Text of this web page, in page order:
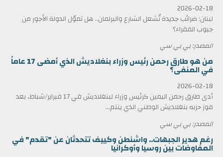
2026-02-18
لبنان: ضرائب جديدة تُشعل الشارع والبرلمان.. هل تموّل الدولة الأجور من
جيوب الفقراء؟
المصدر: بي بي سي
من هو طارق رحمن رئيس وزراء بنغلاديش الذي أمضى 17 عاماً
في المنفى؟
2026-02-18
أدى طارق رحمن اليمين كرئيس وزراء لبنغلاديش في 17 فبراير/شباط، بعد
فوز حزبه بنغلاديش الوطني الذي ينتم...
المصدر: بي بي سي
رغم هدير الجبهات.. واشنطن وكييف تتحدثان عن "تقدم" في
المفاوضات بين روسيا وأوكرانيا